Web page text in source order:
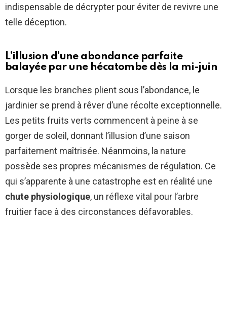
indispensable de décrypter pour éviter de revivre une
telle déception.
L’illusion d’une abondance parfaite
balayée par une hécatombe dès la mi-juin
Lorsque les branches plient sous l’abondance, le
jardinier se prend à rêver d’une récolte exceptionnelle.
Les petits fruits verts commencent à peine à se
gorger de soleil, donnant l’illusion d’une saison
parfaitement maîtrisée. Néanmoins, la nature
possède ses propres mécanismes de régulation. Ce
qui s’apparente à une catastrophe est en réalité une
chute physiologique, un réflexe vital pour l’arbre
fruitier face à des circonstances défavorables.